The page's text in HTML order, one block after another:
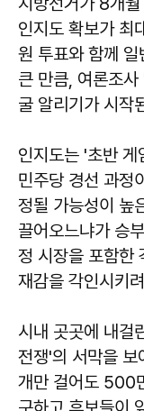
인지도 확보가 최
원 투표와 함께 일
큰 만큼, 여론조
굴 알리기가 시작
인지도는 '초반 게
민주당 경선 과정
정될 가능성이 높
끌어오느냐가 승
정 시장을 포함한
재감을 각인시키
시내 곳곳에 내걸
전쟁'의 서막을
개만 걸어도 500